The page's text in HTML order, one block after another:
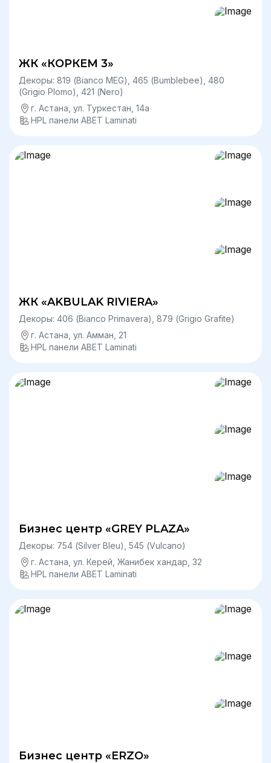
ЖК «КОРКЕМ 3»
Декоры: 819 (Bianco MEG), 465 (Bumblebee), 480
(Grigio Plomo), 421 (Nero)
г. Астана, ул. Туркестан, 14а
HPL панели ABET Laminati
ЖК «AKBULAK RIVIERA»
Декоры: 406 (Bianco Primavera), 879 (Grigio Grafite)
г. Астана, ул. Амман, 21
HPL панели ABET Laminati
Бизнес центр «GREY PLAZA»
Декоры: 754 (Silver Bleu), 545 (Vulcano)
г. Астана, ул. Керей, Жанибек хандар, 32
HPL панели ABET Laminati
Бизнес центр «ERZO»